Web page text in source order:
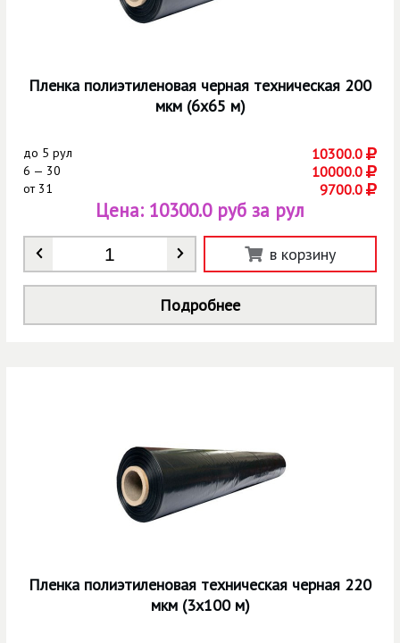
Пленка полиэтиленовая черная техническая 200
мкм (6х65 м)
до 5 рул 10300.0
6 — 30 10000.0
от31 9700.0
Количество
Цена: 10300.0 руб за рул
в корзину
Подробнее
Пленка полиэтиленовая техническая черная 220
мкм (3х100 м)